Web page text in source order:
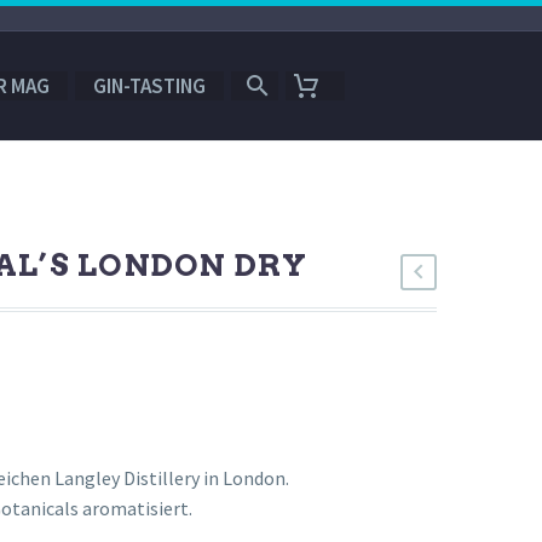
MAG GIN-TASTING
LONDON DRY
Langley Distillery in London.
aromatisiert.